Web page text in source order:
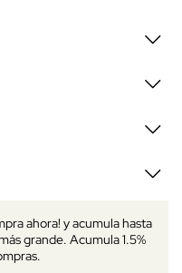
ahora! y acumula hasta
grande. Acumula 1.5%